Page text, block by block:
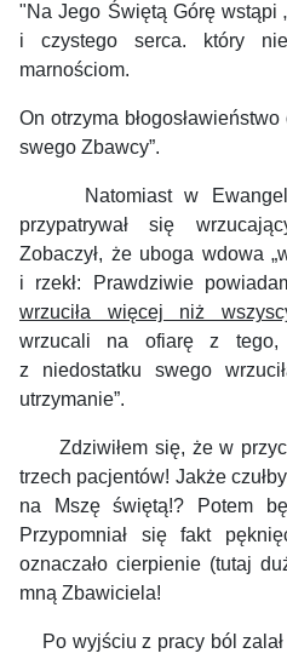
"Na Jego Świętą Górę wstąpi
i czystego serca. który
marnościom.
On otrzyma
swego Zbawcy”.
Natomiast w Ewangelii
przypatrywał się
Zobaczył, że uboga wdowa
i rzekł: Prawdziwie
wrzuciła więcej niż
wrzucali na ofiarę z
z niedostatku swego
utrzymanie”.
Zdziwiłem się, że w
trzech pacjentów! Jakże
na Mszę świętą!? Potem
Przypomniał się fakt
oznaczało cierpienie (tutaj
mną Zbawiciela!
Po wyjściu z pracy ból zalał